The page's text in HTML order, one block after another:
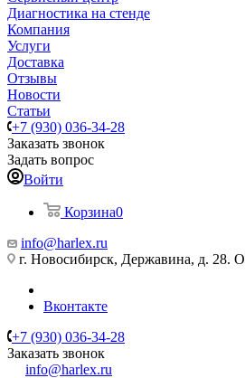
Диагностика на стенде
Компания
Услуги
Доставка
Отзывы
Новости
Статьи
+7 (930) 036-34-28
Заказать звонок
Задать вопрос
Войти
Корзина0
info@harlex.ru
г. Новосибирск, Державина, д. 28.
Вконтакте
+7 (930) 036-34-28
Заказать звонок
info@harlex.ru